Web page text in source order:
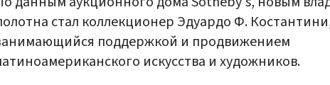
стал коллекционер Эдуардо Ф.
поддержкой и продвижением
искусства и художников.